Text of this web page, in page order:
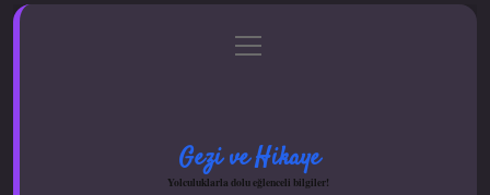
Gizlilik Politikası
menüyü
aç
Gezi ve Hikaye
Yolculuklarla dolu eğlenceli bilgiler!